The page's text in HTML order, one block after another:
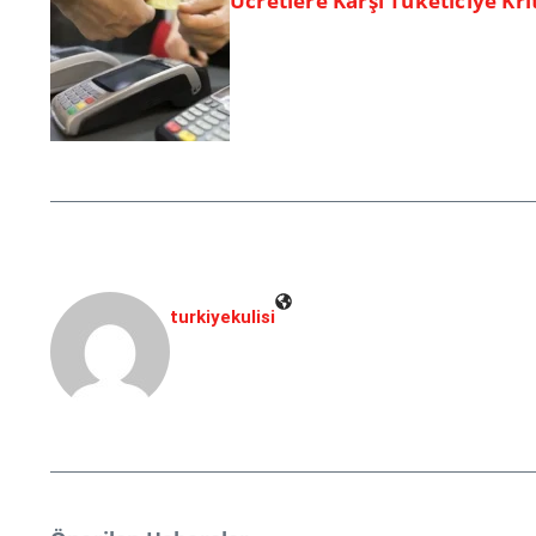
turkiyekulisi